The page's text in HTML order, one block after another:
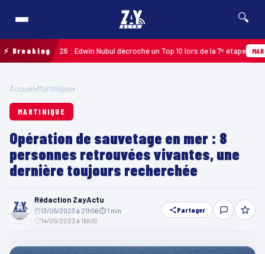
🔍
⚡ Breaking2026 : Edwin Nubul décroche un Top 10 lors de la 7ᵉ étape
Accueil›Martinique›
MARTINIQUE
Opération de sauvetage en mer : 8
personnes retrouvées vivantes, une
dernière toujours recherchée
Rédaction ZayActu
13/05/2023 à 21h56⏱ 1 min
14/05/2023 à 16h10
Partager